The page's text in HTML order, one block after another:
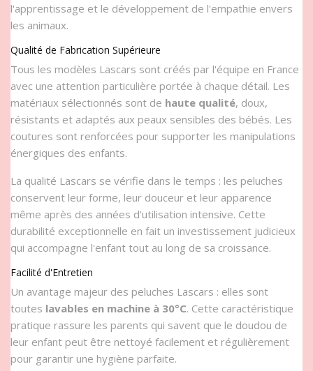
l'apprentissage et le développement de l'empathie envers
les animaux.
Qualité de Fabrication Supérieure
Tous les modèles Lascars sont créés par l'équipe en France
avec une attention particulière portée à chaque détail. Les
matériaux sélectionnés sont de haute qualité, doux,
résistants et adaptés aux peaux sensibles des bébés. Les
coutures sont renforcées pour supporter les manipulations
énergiques des enfants.
La qualité Lascars se vérifie dans le temps : les peluches
conservent leur forme, leur douceur et leur apparence
même après des années d'utilisation intensive. Cette
durabilité exceptionnelle en fait un investissement judicieux
qui accompagne l'enfant tout au long de sa croissance.
Facilité d'Entretien
Un avantage majeur des peluches Lascars : elles sont
toutes lavables en machine à 30°C. Cette caractéristique
pratique rassure les parents qui savent que le doudou de
leur enfant peut être nettoyé facilement et régulièrement
pour garantir une hygiène parfaite.